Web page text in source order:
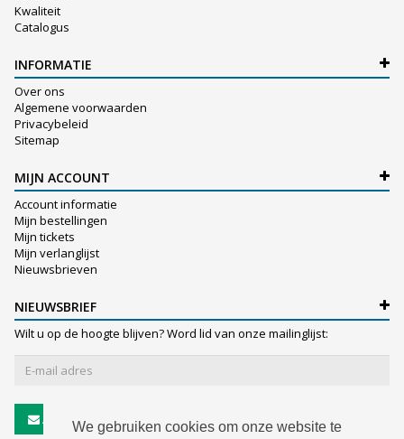
We gebruiken cookies om onze website te
Kwaliteit
Catalogus
INFORMATIE
Over ons
Algemene voorwaarden
Privacybeleid
Sitemap
MIJN ACCOUNT
Account informatie
Mijn bestellingen
Mijn tickets
Mijn verlanglijst
Nieuwsbrieven
NIEUWSBRIEF
Wilt u op de hoogte blijven? Word lid van onze mailinglijst:
Abonneer